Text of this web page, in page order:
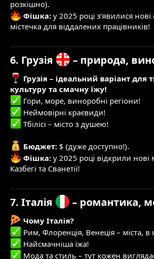
розкішно).
Фішка: у 2025 році з’явилися
містечка для віддалених працівників!
6. Грузія – природа,
Грузія – ідеальний варіант для
культуру та смачну їжу!
Гори, море, виноробні регіони!
Неймовірні краєвиди!
Тбілісі – місто з душею!
Бюджет: $ (дуже доступно!).
Фішка: у 2025 році відкрили
Казбегі та Сванетії!
7. Італія – романтика,
Чому Італія?
Рим, Флоренція, Венеція – міста, в
Найсмачніша їжа!
Мода та стиль – тут кожен